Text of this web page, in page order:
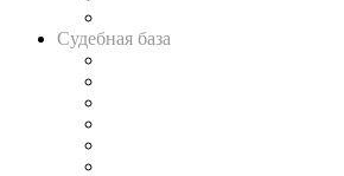
Судебная база